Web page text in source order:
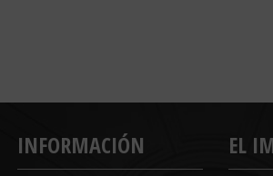
INFORMACIÓN EL